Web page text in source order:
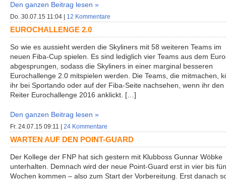
Den ganzen Beitrag lesen »
Do. 30.07.15 11:04 | 12 Kommentare
EUROCHALLENGE 2.0
So wie es aussieht werden die Skyliners mit 58 weiteren Teams im
neuen Fiba-Cup spielen. Es sind lediglich vier Teams aus dem
abgesprungen, sodass die Skyliners in einer marginal besseren
Eurochallenge 2.0 mitspielen werden. Die Teams, die mitmachen,
ihr bei Sportando oder auf der Fiba-Seite nachsehen, wenn ihr den
Reiter Eurochallenge 2016 anklickt. […]
Den ganzen Beitrag lesen »
Fr. 24.07.15 09:11 | 24 Kommentare
WARTEN AUF DEN POINT-GUARD
Der Kollege der FNP hat sich gestern mit Klubboss Gunnar Wöbke
unterhalten. Demnach wird der neue Point-Guard erst in vier bis
Wochen kommen – also zum Start der Vorbereitung. Erst danach